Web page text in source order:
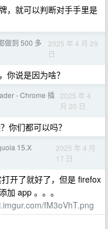
，就可以判断对手手里是
做到 500 多
2025 年 4 月 29
日
你说是因为啥？
- Chrome 插 2025 年 4
月 20 日
你们都可以吗？
15.X
2025 年 4 月
17 日
开了就好了，但是 firefox
加 app 。。。
fM3oVhT.png